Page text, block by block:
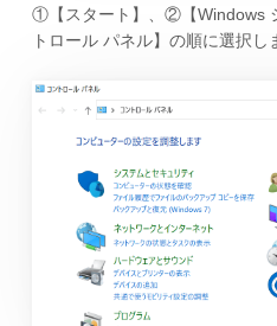
①【スタート】、②【Windows
トロール パネル】の順に選択し